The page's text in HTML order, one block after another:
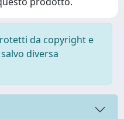
da copyright e
diversa